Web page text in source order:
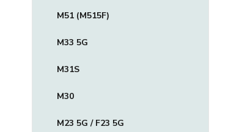
M51 (M515F)
M33 5G
M31S
M30
M23 5G / F23 5G